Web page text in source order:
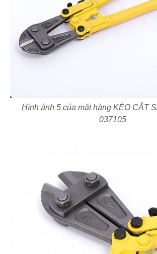
Hình ảnh 5 của mặt hàng KÉO CẮT
037105